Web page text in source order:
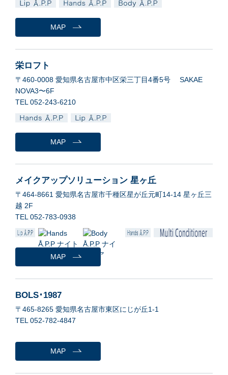
MAP
栄ロフト
〒460-0008 愛知県名古屋市中区栄三丁目4番5号 SAKAE
NOVA3〜6F
TEL 052-243-6210
MAP
メイクアップソリューション 星ヶ丘
〒464-8661 愛知県名古屋市千種区星が丘元町14-14 星ヶ丘三
越 2F
TEL 052-783-0938
MAP
BOLS･1987
〒465-8265 愛知県名古屋市東区にじが丘1-1
TEL 052-782-4847
MAP